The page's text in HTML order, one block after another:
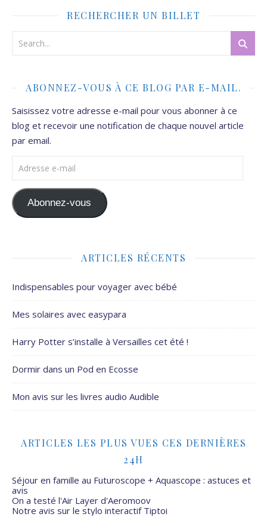
RECHERCHER UN BILLET
ABONNEZ-VOUS À CE BLOG PAR E-MAIL.
Saisissez votre adresse e-mail pour vous abonner à ce
blog et recevoir une notification de chaque nouvel article
par email.
Adresse e-mail
Abonnez-vous
ARTICLES RÉCENTS
Indispensables pour voyager avec bébé
Mes solaires avec easypara
Harry Potter s’installe à Versailles cet été !
Dormir dans un Pod en Ecosse
Mon avis sur les livres audio Audible
ARTICLES LES PLUS VUES CES DERNIÈRES
24H
Séjour en famille au Futuroscope + Aquascope : astuces et
avis
On a testé l'Air Layer d'Aeromoov
Notre avis sur le stylo interactif Tiptoi